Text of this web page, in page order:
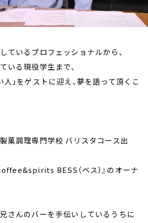
ているプロフェッショナルから、
いる現役学生まで、
人」をゲストに迎え、夢を語って頂くこ
菓調理専門学校 バリスタコース出
BESS（ベス）』のオーナ
さんのバーを手伝いしているうちに